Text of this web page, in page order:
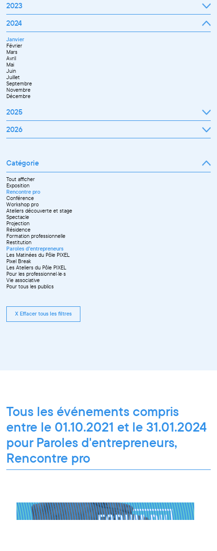
Janvier
Février
Mars
Avril
Juin
Juillet
Septembre
Octobre
Novembre
Décembre
2023
Janvier
Février
Mars
Avril
Mai
Juin
Septembre
Octobre
Novembre
Décembre
2024
Janvier
Février
Mars
Avril
Mai
Juin
Juillet
Septembre
Novembre
Décembre
2025
Janvier
Février
Mars
Juin
Juillet
Septembre
Octobre
Novembre
Décembre
2026
Avril
Mai
Juin
Septembre
Octobre
Novembre
Catégorie
Tout afficher
Exposition
Rencontre pro
Conférence
Workshop pro
Ateliers découverte et stage
Spectacle
Projection
Résidence
Formation professionnelle
Restitution
Paroles d'entrepreneurs
Les Matinées du Pôle PIXEL
Pixel Break
Les Ateliers du Pôle PIXEL
Pour les professionnel·le·s
Vie associative
Pour tous les publics
X Effacer tous les filtres
Tous les événements compris
entre le 01.10.2021 et le 31.01.2024
pour Paroles d'entrepreneurs,
Rencontre pro